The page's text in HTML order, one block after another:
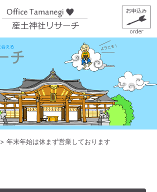
>年末年始は休まず営業しております